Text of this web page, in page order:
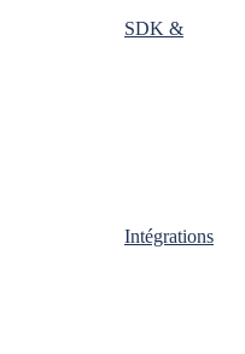
SDK &
Intégrations